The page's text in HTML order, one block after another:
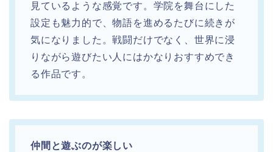
見ているような感覚です。学院を舞台にした
設定も魅力的で、物語を進めるたびに続きが
気になりました。戦闘だけでなく、世界に浸
りながら遊びたい人にはかなりおすすめでき
る作品です。
仲間と遊ぶのが楽しい